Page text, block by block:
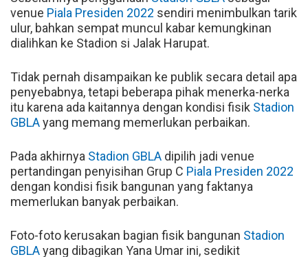
venue Piala Presiden 2022 sendiri menimbulkan tarik
ulur, bahkan sempat muncul kabar kemungkinan
dialihkan ke Stadion si Jalak Harupat.
Tidak pernah disampaikan ke publik secara detail apa
penyebabnya, tetapi beberapa pihak menerka-nerka
itu karena ada kaitannya dengan kondisi fisik Stadion
GBLAyang memang memerlukan perbaikan.
Pada akhirnya Stadion GBLA dipilih jadi venue
pertandingan penyisihan Grup C Piala Presiden 2022
dengan kondisi fisik bangunan yang faktanya
memerlukan banyak perbaikan.
Foto-foto kerusakan bagian fisik bangunan Stadion
GBLAyang dibagikan Yana Umar ini, sedikit